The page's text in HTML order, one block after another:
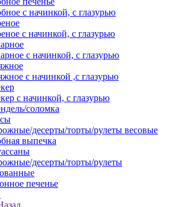
с начинкой, с глазурью
с начинкой, с глазурью
с начинкой, с глазурью
с начинкой ,с глазурью
с начинкой, с глазурью
соломка
десерты/торты/рулеты весовые
выпечка
десерты/торты/рулеты
печенье